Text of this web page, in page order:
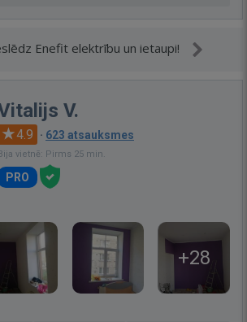
Enefit elektrību un ietaupi!
V.
4.9 · 623 atsauksmes
vietnē: Pirms 25 min.
PRO
+28